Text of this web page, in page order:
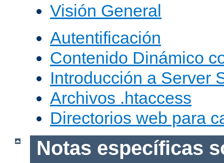
Visión General
Autentificación
Contenido Dinámico
Introducción a Server
Archivos .htaccess
Directorios web para
Notas específicas